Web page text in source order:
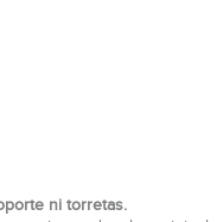
ni torretas.